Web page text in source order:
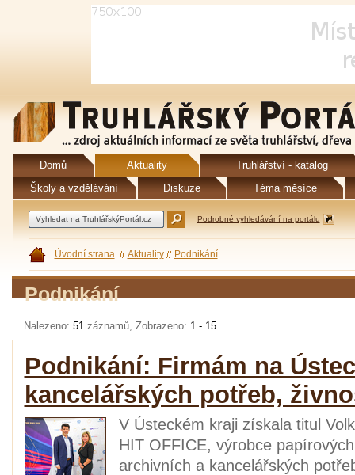
Domů Aktuality
Truhlářství - katalog
Školy a vzdělávání
Diskuze Téma měsíce
Podrobné vyhledávání na portálu
Úvodní strana Aktuality Podnikání
Podnikání
Nalezeno: 51 záznamů, Zobrazeno: 1 - 15
Podnikání: Firmám na
kancelářských potřeb,
V Ústeckém kraji získala titul
HIT OFFICE, výrobce
archivních a kancelářských